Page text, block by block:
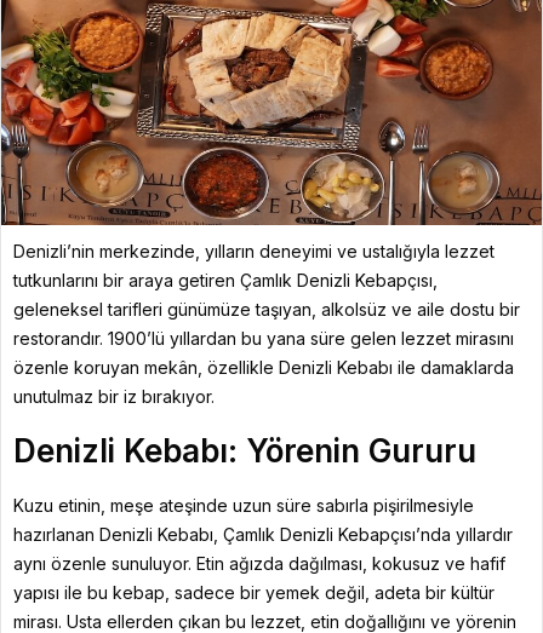
Denizli’nin merkezinde, yılların deneyimi ve ustalığıyla lezzet
tutkunlarını bir araya getiren Çamlık Denizli Kebapçısı,
geleneksel tarifleri günümüze taşıyan, alkolsüz ve aile dostu bir
restorandır. 1900’lü yıllardan bu yana süre gelen lezzet mirasını
özenle koruyan mekân, özellikle Denizli Kebabı ile damaklarda
unutulmaz bir iz bırakıyor.
Denizli Kebabı: Yörenin Gururu
Kuzu etinin, meşe ateşinde uzun süre sabırla pişirilmesiyle
hazırlanan Denizli Kebabı, Çamlık Denizli Kebapçısı’nda yıllardır
aynı özenle sunuluyor. Etin ağızda dağılması, kokusuz ve hafif
yapısı ile bu kebap, sadece bir yemek değil, adeta bir kültür
mirası. Usta ellerden çıkan bu lezzet, etin doğallığını ve yörenin